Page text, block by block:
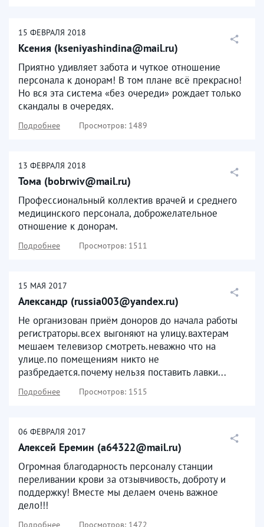
15 ФЕВРАЛЯ 2018
Ксения (kseniyashindina@mail.ru)
Приятно удивляет забота и чуткое отношение
персонала к донорам! В том плане всё прекрасно!
Но вся эта система «без очереди» рождает только
скандалы в очередях.
Подробнее Просмотров: 1489
13 ФЕВРАЛЯ 2018
Тома (bobrwiv@mail.ru)
Профессиональный коллектив врачей и среднего
медицинского персонала, доброжелательное
отношение к донорам.
Подробнее Просмотров: 1511
15 МАЯ 2017
Александр (russia003@yandex.ru)
Не организован приём доноров до начала работы
регистраторы.всех выгоняют на улицу.вахтерам
мешаем телевизор смотреть.неважно что на
улице.по помещениям никто не
разбредается.почему нельзя поставить лавки...
Подробнее Просмотров: 1515
06 ФЕВРАЛЯ 2017
Алексей Еремин (a64322@mail.ru)
Огромная благодарность персоналу станции
переливании крови за отзывчивость, доброту и
поддержку! Вместе мы делаем очень важное
дело!!!
Подробнее Просмотров: 1472